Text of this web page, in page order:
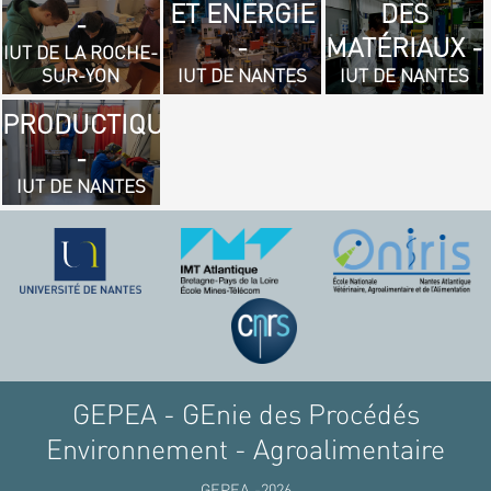
-
IUT DE LA ROCHE-
SUR-YON
ET ENERGIE
-
IUT DE NANTES
DES
MATÉRIAUX -
IUT DE NANTES
- GÉNIE
MÉCANIQUE
ET
PRODUCTIQUE
-
IUT DE NANTES
GEPEA - GEnie des Procédés
Environnement - Agroalimentaire